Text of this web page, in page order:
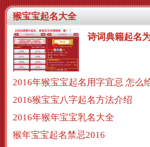
猴宝宝起名大全
诗词典籍起名
2016年猴宝宝起名用字宜忌 怎么
2016猴宝宝八字起名方法介绍
2016年猴年宝宝乳名大全
猴年宝宝起名禁忌2016